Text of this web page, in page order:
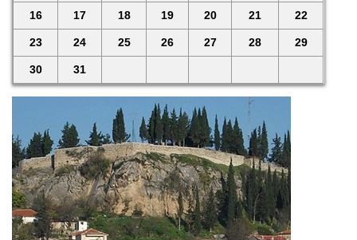
16 17 18 19 20 21 22
23 24 25 26 27 28 29
30 31